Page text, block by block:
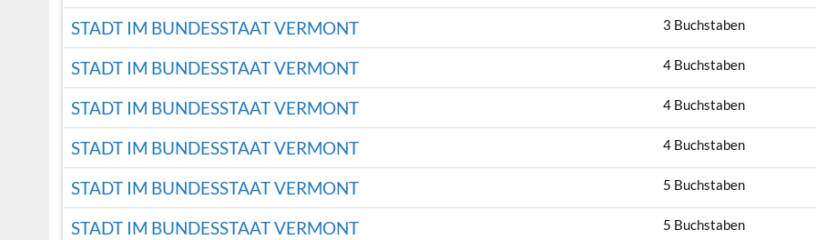
STADT IM BUNDESSTAAT VERMONT 3 Buchstaben
STADT IM BUNDESSTAAT VERMONT 4 Buchstaben
STADT IM BUNDESSTAAT VERMONT 4 Buchstaben
STADT IM BUNDESSTAAT VERMONT 4 Buchstaben
STADT IM BUNDESSTAAT VERMONT 5 Buchstaben
STADT IM BUNDESSTAAT VERMONT 5 Buchstaben